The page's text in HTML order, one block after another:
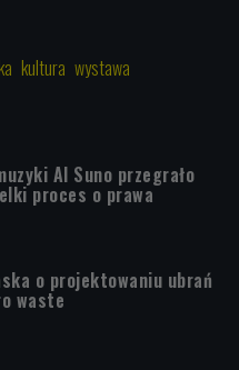
kultura wystawa
AI Suno przegrało
proces o prawa
o projektowaniu ubrań
waste